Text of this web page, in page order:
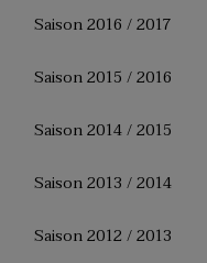
Saison 2016 / 2017
Saison 2015 / 2016
Saison 2014 / 2015
Saison 2013 / 2014
Saison 2012 / 2013